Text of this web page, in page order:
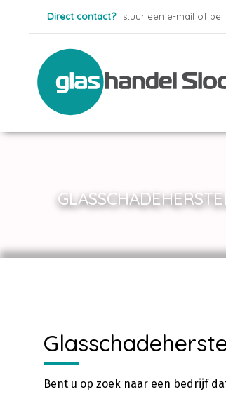
Direct contact? stuur een e-mail of bel
Bent u op zoek naar een bedrijf